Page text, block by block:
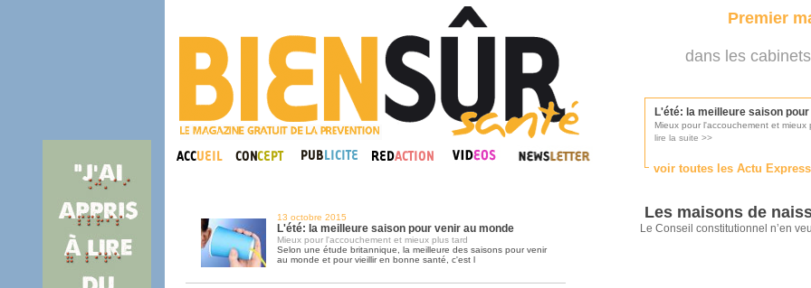
Premier
dans les
voir toutes les Actu
L'été: la meilleure saison
Mieux pour l'accouchement et mieux
lire la suite >>
Consultés par l'Ordre des médecins,
lire la suite >>
13 octobre 2015
L'été: la meilleure saison pour venir au monde
Mieux pour l'accouchement et mieux plus tard
Selon une étude britannique, la meilleure des saisons pour venir
au monde et pour vieillir en bonne santé, c'est l
Les maisons de
Le Conseil constitutionnel n’en